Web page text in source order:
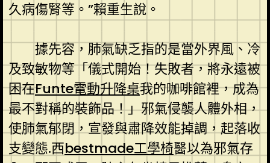
久病傷腎等。”賴重生說。
據先容，肺氣缺乏指的是當外界風、冷
及致敏物等「儀式開始！失敗者，將永遠被
困在Funte電動升降桌我的咖啡館裡，成為
最不對稱的裝飾品！」邪氣侵襲人體外相，
使肺氣郁閉，宣發與肅降效能掉調，起落收
支變態.西bestmade工學椅醫以為邪氣存